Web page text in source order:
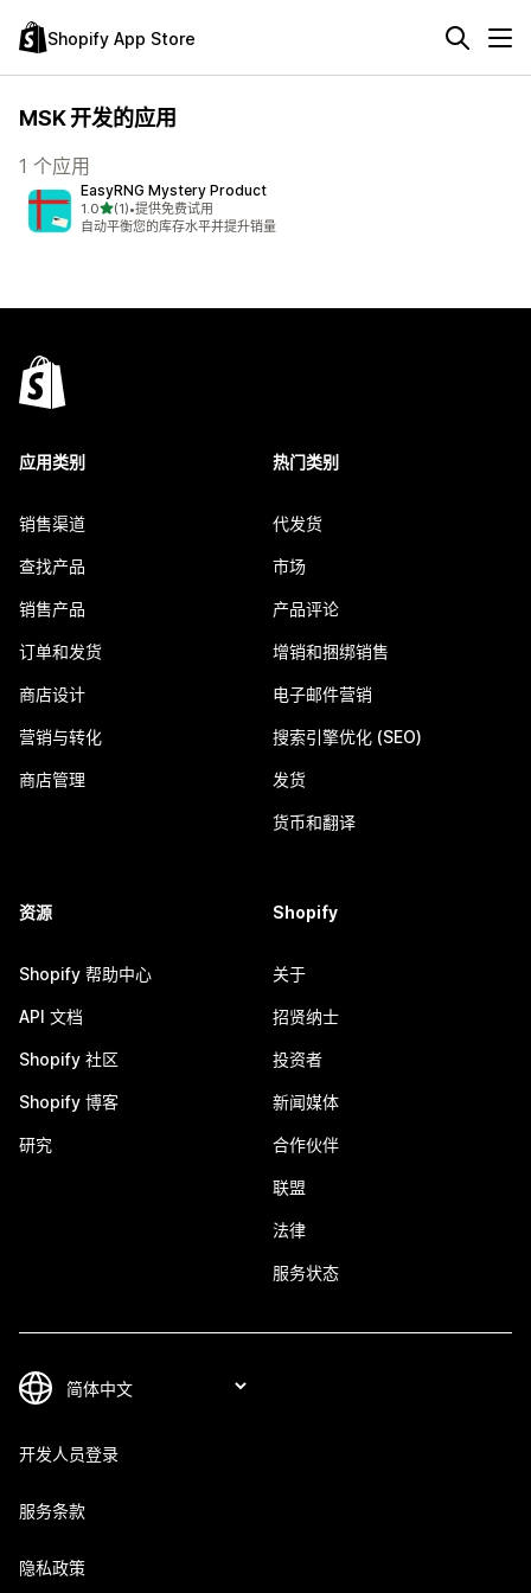
Shopify App Store
MSK 开发的应用
1 个应用
EasyRNG Mystery Product
1.0星（满分 5 星）
(1)
总共 1 条评论
•提供免费试用
自动平衡您的库存水平并提升销量
应用类别
销售渠道
查找产品
销售产品
订单和发货
商店设计
营销与转化
商店管理
热门类别
代发货
市场
产品评论
增销和捆绑销售
电子邮件营销
搜索引擎优化 (SEO)
发货
货币和翻译
资源
Shopify 帮助中心
API 文档
Shopify 社区
Shopify 博客
研究
Shopify
关于
招贤纳士
投资者
新闻媒体
合作伙伴
联盟
法律
服务状态
开发人员登录
服务条款
隐私政策